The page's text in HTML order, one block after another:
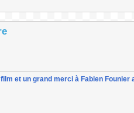
et un grand merci à Fabien